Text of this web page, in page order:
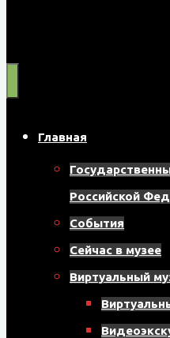
учреждение
культуры
муниципального
округа
Главная
Российской
События
Сейчас в музее
Виртуальный